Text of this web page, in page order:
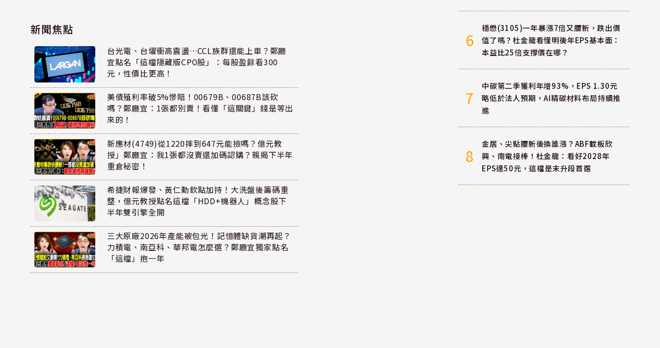
新聞焦點
台光電、台燿衝高震盪…CCL族群還能上車？鄭廳
宜點名「這檔隱藏版CPO股」：每股盈餘看300
元，性價比更高！
美債殖利率破5%慘賠！00679B、00687B該砍
嗎？鄭廳宜：1張都別賣！看懂「這關鍵」錢是等出
來的！
新應材(4749)從1220摔到647元能撿嗎？億元教
授」鄭廳宜：我1張都沒賣還加碼認購？親揭下半年
重倉秘密！
希捷財報爆發、黃仁勳欽點加持！大洗盤後籌碼重
整，億元教授點名這檔「HDD+機器人」概念股下
半年雙引擎全開
三大原廠2026年產能被包光！記憶體缺貨潮再起？
力積電、南亞科、華邦電怎麼選？鄭廳宜獨家點名
「這檔」抱一年
6
穩懋(3105)一年暴漲7倍又腰斬，跌出價
值了嗎？杜金龍看懂明後年EPS基本面：
本益比25倍支撐價在哪？
7
中碳第二季獲利年增93%，EPS 1.30元
略低於法人預期，AI精碳材料布局持續推
進
8
金居、尖點腰斬後換誰漲？ABF載板欣
興、南電接棒！杜金龍：看好2028年
EPS達50元，這檔是末升段首選